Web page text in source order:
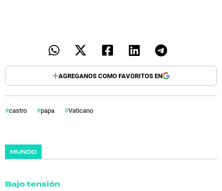
AGREGANOS COMO FAVORITOS EN
castro papa Vaticano
MUNDO
Bajo tensión